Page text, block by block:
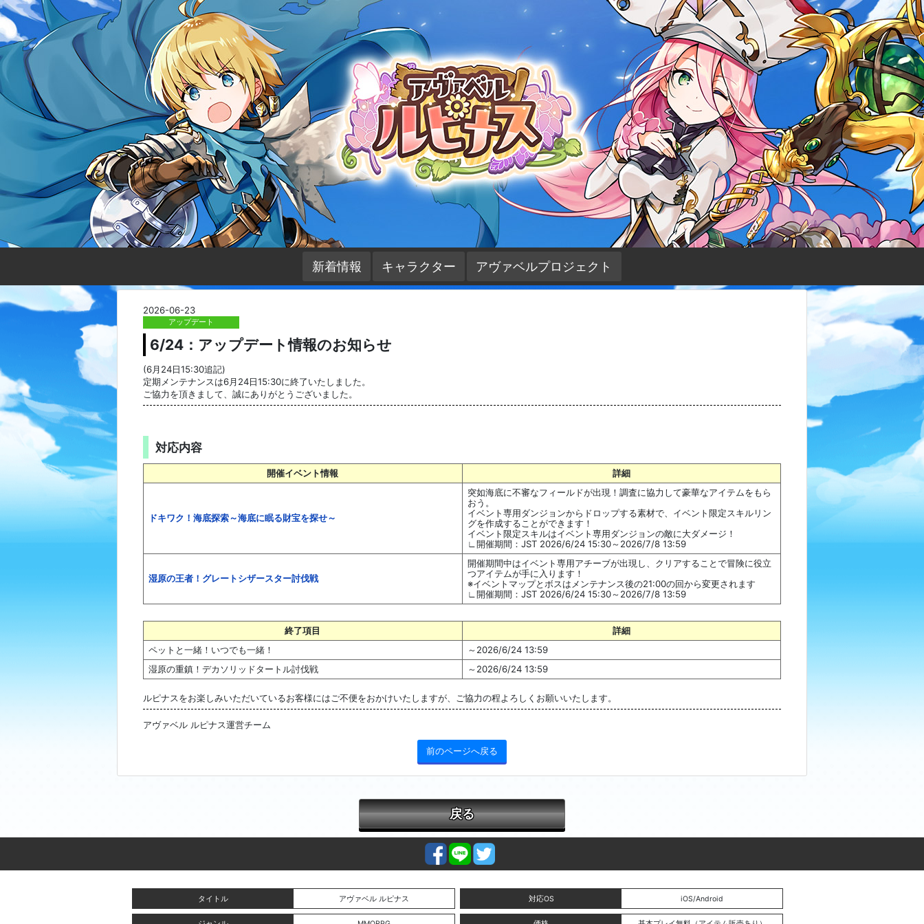
新着情報 キャラクター アヴァベルプロジェクト
2026-06-23
アップデート
6/24：アップデート情報のお知らせ
(6月24日15:30追記)
定期メンテナンスは6月24日15:30に終了いたしました。
ご協力を頂きまして、誠にありがとうございました。
対応内容
開催イベント情報 詳細
ドキワク！海底探索～海底に眠る財宝を探せ～
突如海底に不審なフィールドが出現！調査に協力して豪華なアイテムをもら
おう。
イベント専用ダンジョンからドロップする素材で、イベント限定スキルリン
グを作成することができます！
イベント限定スキルはイベント専用ダンジョンの敵に大ダメージ！
∟開催期間：JST 2026/6/24 15:30～2026/7/8 13:59
湿原の王者！グレートシザースター討伐戦
開催期間中はイベント専用アチーブが出現し、クリアすることで冒険に役立
つアイテムが手に入ります！
※イベントマップとボスはメンテナンス後の21:00の回から変更されます
∟開催期間：JST 2026/6/24 15:30～2026/7/8 13:59
終了項目
詳細
ペットと一緒！いつでも一緒！
～2026/6/24 13:59
湿原の重鎮！デカソリッドタートル討伐戦
～2026/6/24 13:59
ルピナスをお楽しみいただいているお客様にはご不便をおかけいたしますが、ご協力の程よろしくお願いいたします。
アヴァベル ルピナス運営チーム
前のページへ戻る
戻る
タイトル アヴァベル ルピナス 対応OS iOS/Android